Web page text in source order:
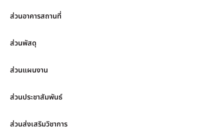
ส่วนอาคารสถานที่
ส่วนพัสดุ
ส่วนแผนงาน
ส่วนประชาสัมพันธ์
ส่วนส่งเสริมวิชาการ